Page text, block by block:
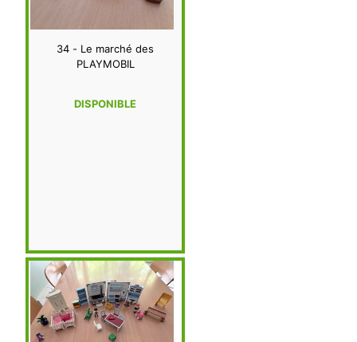
34 - Le marché des
PLAYMOBIL
DISPONIBLE